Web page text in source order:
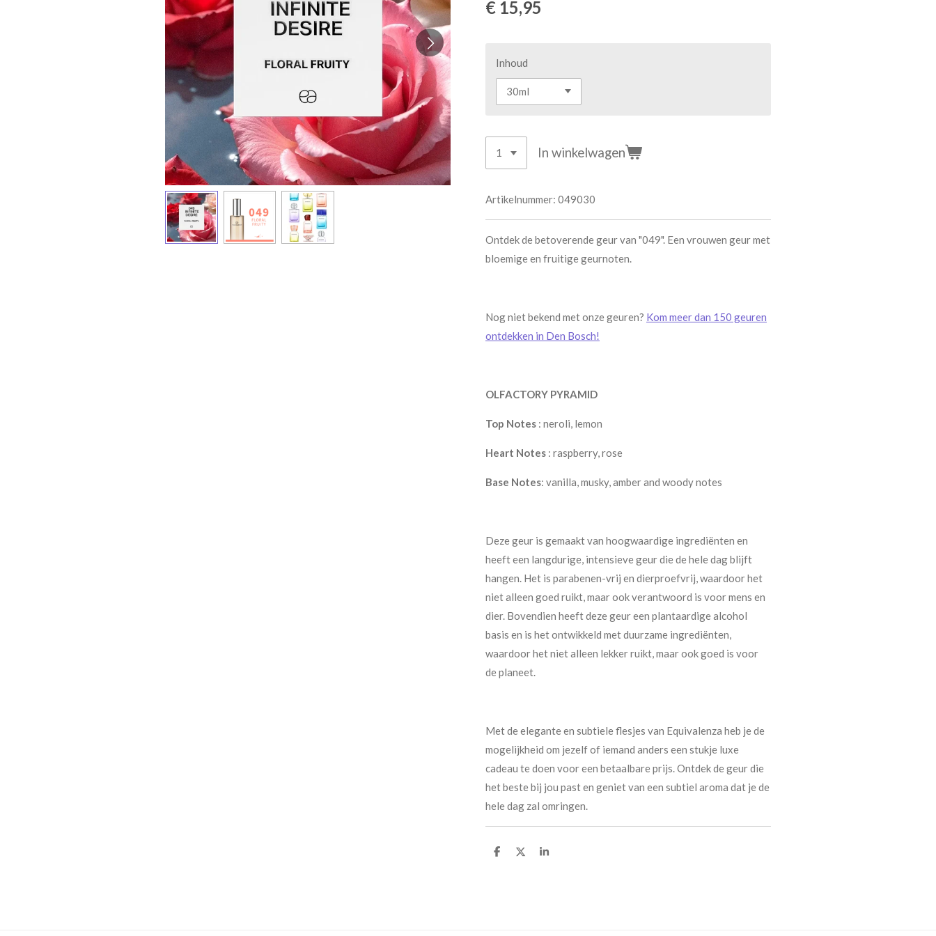
€ 15,95
Inhoud
In winkelwagen
Artikelnummer: 049030
Ontdek de betoverende geur van "049". Een vrouwen geur met
bloemige en fruitige geurnoten.
Nog niet bekend met onze geuren? Kom meer dan 150 geuren
ontdekken in Den Bosch!
OLFACTORY PYRAMID
Top Notes : neroli, lemon
Heart Notes : raspberry, rose
Base Notes: vanilla, musky, amber and woody notes
Deze geur is gemaakt van hoogwaardige ingrediënten en
heeft een langdurige, intensieve geur die de hele dag blijft
hangen. Het is parabenen-vrij en dierproefvrij, waardoor het
niet alleen goed ruikt, maar ook verantwoord is voor mens en
dier. Bovendien heeft deze geur een plantaardige alcohol
basis en is het ontwikkeld met duurzame ingrediënten,
waardoor het niet alleen lekker ruikt, maar ook goed is voor
de planeet.
Met de elegante en subtiele flesjes van Equivalenza heb je de
mogelijkheid om jezelf of iemand anders een stukje luxe
cadeau te doen voor een betaalbare prijs. Ontdek de geur die
het beste bij jou past en geniet van een subtiel aroma dat je de
hele dag zal omringen.
D
D
S